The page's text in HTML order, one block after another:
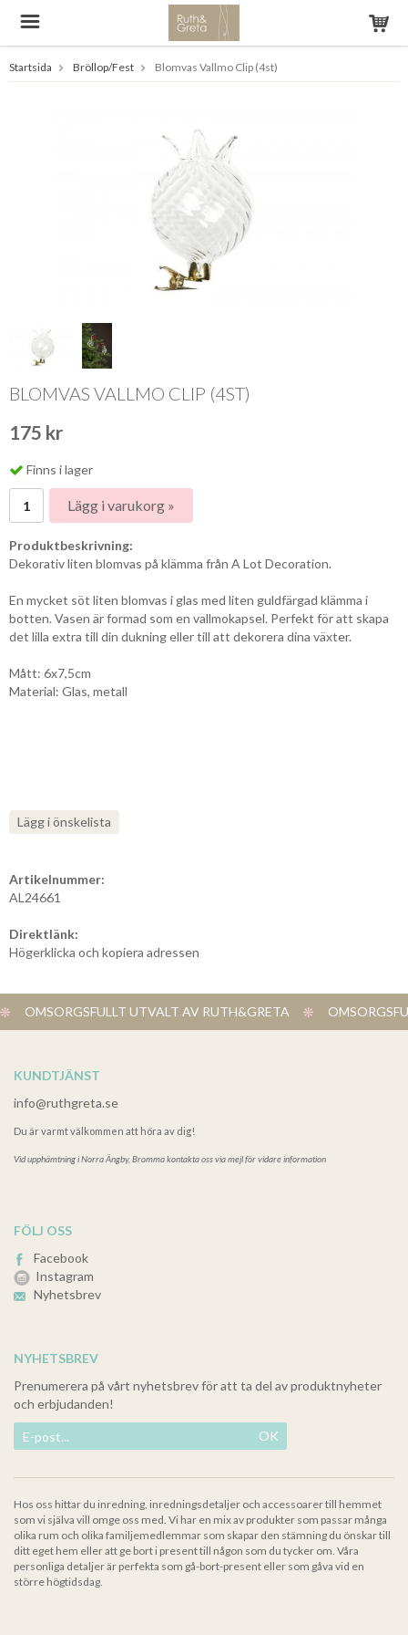
Startsida Bröllop/Fest Blomvas Vallmo Clip (4st)
BLOMVAS VALLMO CLIP (4ST)
175 kr
Finns i lager
Lägg i varukorg »
Produktbeskrivning:
Dekorativ liten blomvas på klämma från A Lot Decoration.
En mycket söt liten blomvas i glas med liten guldfärgad klämma i
botten. Vasen är formad som en vallmokapsel. Perfekt för att skapa
det lilla extra till din dukning eller till att dekorera dina växter.
Mått: 6x7,5cm
Material: Glas, metall
Lägg i önskelista
Artikelnummer:
AL24661
Direktlänk:
Högerklicka och kopiera adressen
OMSORGSFULLT UTVALT AV RUTH&GRETA
KUNDTJÄNST
info@ruthgreta.se
Du är varmt välkommen att höra av dig!
Vid upphämtning iNorra Ängby, Bromma kontakta oss via mejl för vidare information
FÖLJ OSS
Facebook
Instagram
Nyhetsbrev
NYHETSBREV
Prenumerera på vårt nyhetsbrev för att ta del av produktnyheter
och erbjudanden!
OK
Hos oss hittar du inredning, inredningsdetaljer och accessoarer till hemmet
som vi själva vill omge oss med. Vi har en mix av produkter som passar många
olika rum och olika familjemedlemmar som skapar den stämning du önskar till
ditt eget hem eller att ge bort i present till någon som du tycker om. Våra
personliga detaljer är perfekta som gå-bort-present eller som gåva vid en
större högtidsdag.